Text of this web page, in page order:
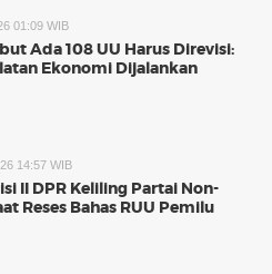
01:09 WIB
Ada 108 UU Harus Direvisi:
Ekonomi Dijalankan
14:57 WIB
II DPR Keliling Partai Non-
Reses Bahas RUU Pemilu